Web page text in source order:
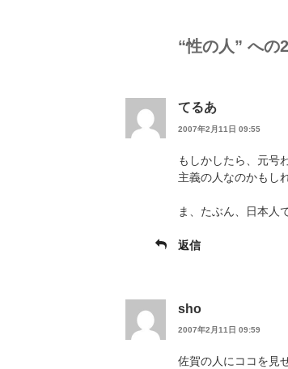
“性の人” への
てるあ
2007年2月11日 09:55
もしかしたら、元号
主義の人なのかもし
ま、たぶん、日本人
返信
sho
2007年2月11日 09:59
佐賀の人にココを見